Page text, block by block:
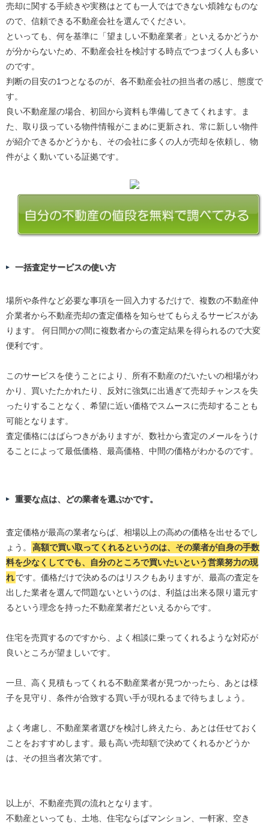
売却に関する手続きや実務はとても一人ではできない煩雑なものな
ので、信頼できる不動産会社を選んでください。
といっても、何を基準に「望ましい不動産業者」といえるかどうか
が分からないため、不動産会社を検討する時点でつまづく人も多い
のです。
判断の目安の1つとなるのが、各不動産会社の担当者の感じ、態度で
す。
良い不動産屋の場合、初回から資料も準備してきてくれます。ま
た、取り扱っている物件情報がこまめに更新され、常に新しい物件
が紹介できるかどうかも、その会社に多くの人が売却を依頼し、物
件がよく動いている証拠です。
一括査定サービスの使い方
場所や条件など必要な事項を一回入力するだけで、複数の不動産仲
介業者から不動産売却の査定価格を知らせてもらえるサービスがあ
ります。 何日間かの間に複数者からの査定結果を得られるので大変
便利です。
このサービスを使うことにより、所有不動産のだいたいの相場がわ
かり、買いたたかれたり、反対に強気に出過ぎて売却チャンスを失
ったりすることなく、希望に近い価格でスムースに売却することも
可能となります。
査定価格にはばらつきがありますが、数社から査定のメールをうけ
ることによって最低価格、最高価格、中間の価格がわかるのです。
重要な点は、どの業者を選ぶかです。
査定価格が最高の業者ならば、相場以上の高めの価格を出せるでし
ょう。
高額で買い取ってくれるというのは、その業者が自身の手数
料を少なくしてでも、自分のところで買いたいという営業努力の現
れです。価格だけで決めるのはリスクもありますが、最高の査定を
出した業者を選んで問題ないというのは、利益は出来る限り還元す
るという理念を持った不動産業者だといえるからです。
住宅を売買するのですから、よく相談に乗ってくれるような対応が
良いところが望ましいです。
一旦、高く見積もってくれる不動産業者が見つかったら、あとは様
子を見守り、条件が合致する買い手が現れるまで待ちましょう。
よく考慮し、不動産業者選びを検討し終えたら、あとは任せておく
ことをおすすめします。最も高い売却額で決めてくれるかどうか
は、その担当者次第です。
以上が、不動産売買の流れとなります。
不動産といっても、土地、住宅ならばマンション、一軒家、空き